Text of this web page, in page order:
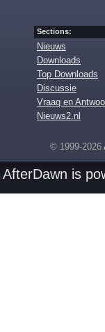
Sections:
Nieuws
Downloads
Top Downloads
Discussie
Vraag en
Nieuws2.nl
© 1999-2026
AfterDawn is